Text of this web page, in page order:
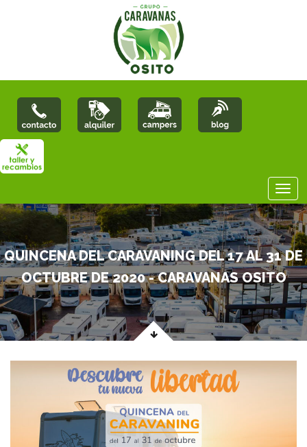
QUINCENA DEL CARAVANING DEL 17 AL 31 DE
OCTUBRE DE 2020 - CARAVANAS OSITO